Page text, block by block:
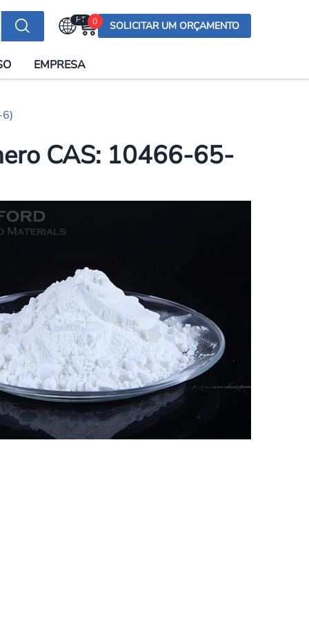
PT
English (US)
Deutsch
Français
日本語
Русский
Português
العربية
Nederland
Polska
Sverige
भारत
0 SOLICITAR UM ORÇAMENTO
EMPRESA
CAS: 10466-65-